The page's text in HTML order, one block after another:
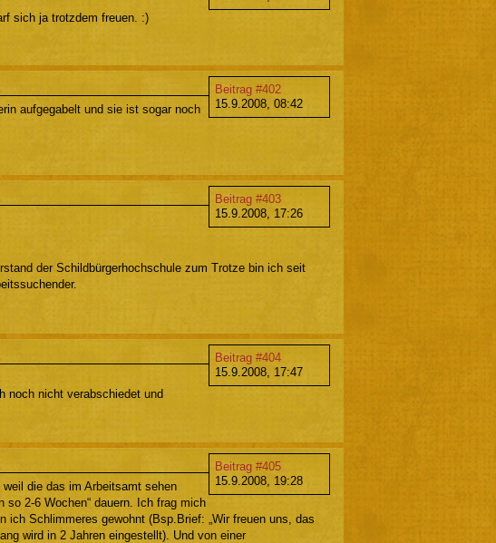
sich ja trotzdem freuen. :)
Beitrag #402
15.9.2008, 08:42
aufgegabelt und sie ist sogar noch
Beitrag #403
15.9.2008, 17:26
der Schildbürgerhochschule zum Trotze bin ich seit
Beitrag #404
15.9.2008, 17:47
noch nicht verabschiedet und
Beitrag #405
15.9.2008, 19:28
die das im Arbeitsamt sehen
so 2-6 Wochen“ dauern. Ich frag mich
ich Schlimmeres gewohnt (Bsp.Brief: „Wir freuen uns, das
wird in 2 Jahren eingestellt). Und von einer